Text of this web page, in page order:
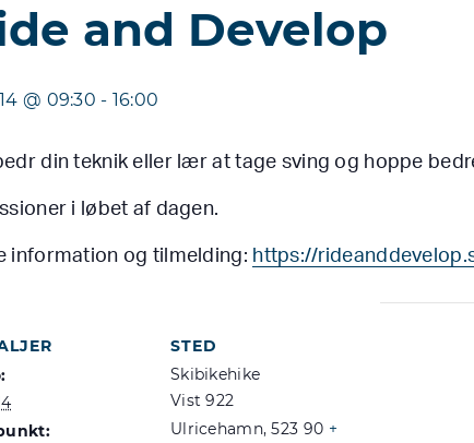
and Develop
@ 09:30 - 16:00
din teknik eller lær at tage sving og hoppe
i løbet af dagen.
information og tilmelding: https://
STED
Skibikehike
Vist 922
Ulricehamn, 523 90 +